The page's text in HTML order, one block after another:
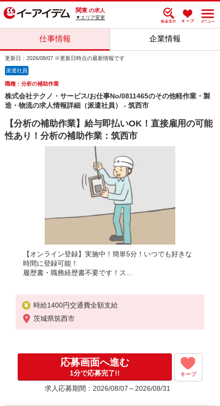
関東 の求人
▼エリア変更
仕事情報 企業情報
更新日：2026/08/07 ※更新日時点の最新情報です
派遣社員
職種：分析の補助作業
株式会社テクノ・サービス/お仕事No/0811465のその他軽作業・製
造・物流の求人情報詳細（派遣社員） - 筑西市
【分析の補助作業】給与即払いOK！直接雇用の可能
性あり！分析の補助作業：筑西市
【オンライン登録】実施中！簡単5分！いつでも好きな
時間に登録可能！
履歴書・職務経歴書不要です！ス...
時給1400円交通費全額支給
茨城県筑西市
応募画面へ進む
1分で応募完了!! キープ
求人応募期間：2026/08/07～2026/08/31